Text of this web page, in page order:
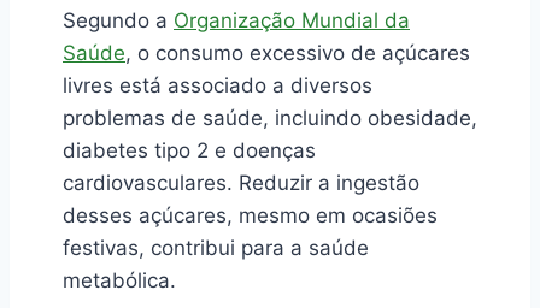
Segundo a Organização Mundial da
Saúde, o consumo excessivo de açúcares
livres está associado a diversos
problemas de saúde, incluindo obesidade,
diabetes tipo 2 e doenças
cardiovasculares. Reduzir a ingestão
desses açúcares, mesmo em ocasiões
festivas, contribui para a saúde
metabólica.